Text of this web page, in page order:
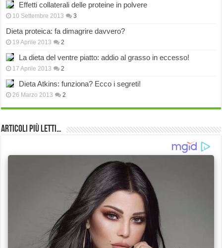
Effetti collaterali delle proteine in polvere
10 Settembre 2013 3
Dieta proteica: fa dimagrire davvero?
19 Aprile 2013 2
La dieta del ventre piatto: addio al grasso in eccesso!
17 Aprile 2013 2
Dieta Atkins: funziona? Ecco i segreti!
26 Marzo 2013 2
Articoli più Letti…